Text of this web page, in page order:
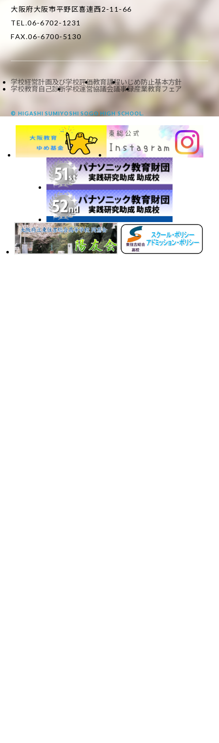
大阪府大阪市平野区喜連西2-11-66
TEL.06-6702-1231
FAX.06-6700-5130
学校経営計画及び学校評価教育課程いじめ防止基本方針
学校教育自己診断学校運営協議会議事録産業教育フェア
© HIGASHI SUMIYOSHI SOGO HIGH SCHOOL.